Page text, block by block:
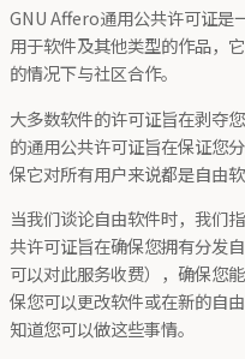
GNU Affero通用公共许可证是
用于软件及其他类型的作品，
的情况下与社区合作。
大多数软件的许可证旨在剥夺
的通用公共许可证旨在保证
保它对所有用户来说都是自由软
当我们谈论自由软件时，我们
共许可证旨在确保您拥有分发
可以对此服务收费），确保您
保您可以更改软件或在新的自
知道您可以做这些事情。